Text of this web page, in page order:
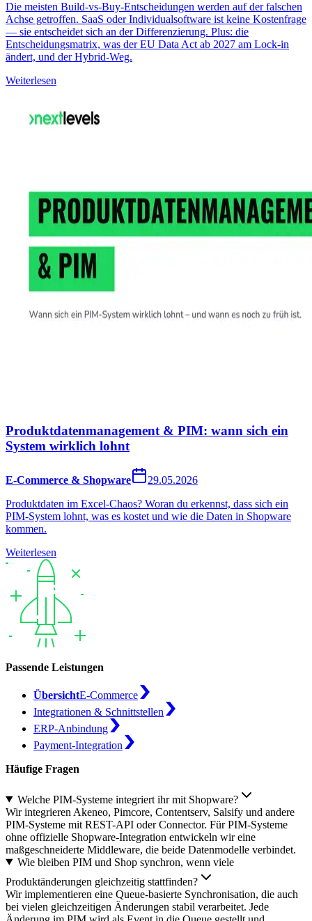
Die meisten Build-vs-Buy-Entscheidungen werden auf der falschen
Achse getroffen. SaaS oder Individualsoftware ist keine Kostenfrage
— sie entscheidet sich an der Differenzierung. Plus: die
Entscheidungsmatrix, was der EU Data Act ab 2027 am Lock-in
ändert, und der Hybrid-Weg.
Weiterlesen
Produktdatenmanagement & PIM: wann sich ein
System wirklich lohnt
E-Commerce & Shopware
29.05.2026
Produktdaten im Excel-Chaos? Woran du erkennst, dass sich ein
PIM-System lohnt, was es kostet und wie die Daten in Shopware
kommen.
Weiterlesen
Passende Leistungen
ÜbersichtE-Commerce
Integrationen & Schnittstellen
ERP-Anbindung
Payment-Integration
Häufige Fragen
Welche PIM-Systeme integriert ihr mit Shopware?
Wir integrieren Akeneo, Pimcore, Contentserv, Salsify und andere
PIM-Systeme mit REST-API oder Connector. Für PIM-Systeme
ohne offizielle Shopware-Integration entwickeln wir eine
maßgeschneiderte Middleware, die beide Datenmodelle verbindet.
Wie bleiben PIM und Shop synchron, wenn viele
Produktänderungen gleichzeitig stattfinden?
Wir implementieren eine Queue-basierte Synchronisation, die auch
bei vielen gleichzeitigen Änderungen stabil verarbeitet. Jede